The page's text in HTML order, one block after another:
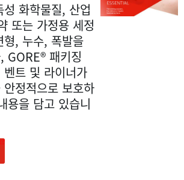
화학물질, 산업
또는 가정용 세정
형, 누수, 폭발을
GORE® 패키징
트 및 라이너가
정적으로 보호하
용을 담고 있습니